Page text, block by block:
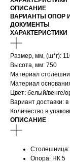
ОПИСАНИЕ
ВАРИАНТЫ ОПОР
ДОКУМЕНТЫ
ХАРАКТЕРИСТИКИ
Размер, мм, (ш*г):
Высота, мм: 750
Материал
Материал
Цвет: белый/венге/
Вариант доставки:
Количество в
ОПИСАНИЕ
Столешница:
Опора: НК 5